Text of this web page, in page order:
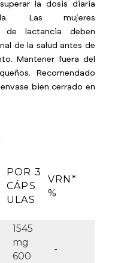
la dosis diaria
Las mujeres
de lactancia deben
de la salud antes de
Mantener fuera del
Recomendado
bien cerrado en
POR 3
CÁPS
ULAS
VRN*
%
1545
mg
600
-